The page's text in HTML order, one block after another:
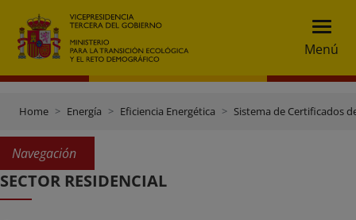
Menú
Home Energía Eficiencia Energética Sistema de Certificados
Navegación
SECTOR RESIDENCIAL